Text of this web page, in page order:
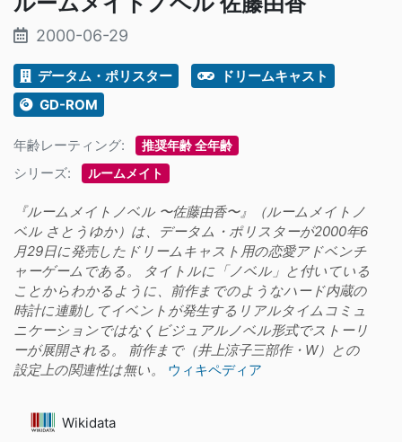
2000-06-29
データム・ポリスター
ドリームキャスト
GD-ROM
年齢レーティング: 推奨年齢 全年齢
シリーズ: ルームメイト
『ルームメイトノベル 〜佐藤由香〜』（ルームメイトノ
ベル さとうゆか）は、データム・ポリスターが2000年6
月29日に発売したドリームキャスト用の恋愛アドベンチ
ャーゲームである。 タイトルに「ノベル」と付いている
ことからわかるように、前作までのようなハード内蔵の
時計に連動してイベントが発生するリアルタイムコミュ
ニケーションではなくビジュアルノベル形式でストーリ
ーが展開される。 前作まで（井上涼子三部作・W）との
設定上の関連性は無い。
ウィキペディア
Wikidata